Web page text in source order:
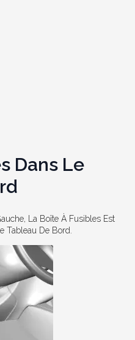
Dans Le
La Boîte À Fusibles Est
Tableau De Bord.